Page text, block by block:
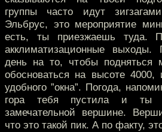
группы часто идут
Эльбрус, это мероприятие
есть, ты приезжаешь туда.
акклиматизационные
день на то, чтобы подняться
обосноваться на высоте 4000,
удобного ”окна”. Погода,
гора тебя пустила и ты
замечательной вершине.
что это такой пик. А по факту,